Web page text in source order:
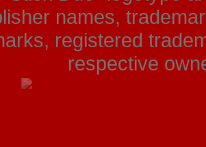
names,
registered
respective